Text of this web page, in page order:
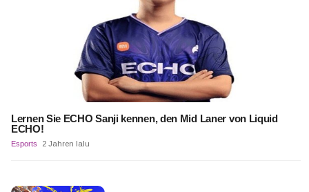
Lernen Sie ECHO Sanji kennen, den Mid Laner von Liquid
ECHO!
Esports 2 Jahren lalu